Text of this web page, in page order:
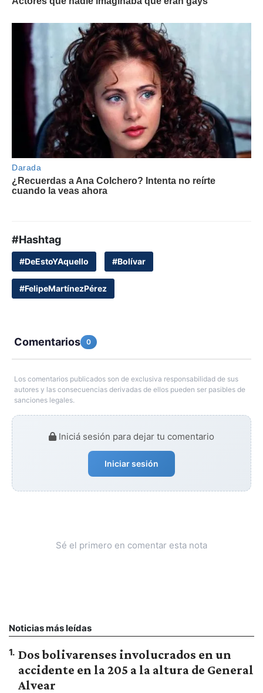
#Hashtag
#DeEstoYAquello #Bolívar
#FelipeMartínezPérez
Comentarios 0
Los comentarios publicados son de exclusiva responsabilidad de sus
autores y las consecuencias derivadas de ellos pueden ser pasibles de
sanciones legales.
Iniciá sesión para dejar tu comentario
Iniciar sesión
Sé el primero en comentar esta nota
Noticias más leídas
1. Dos bolivarenses involucrados en un
accidente en la 205 a la altura de General
Alvear